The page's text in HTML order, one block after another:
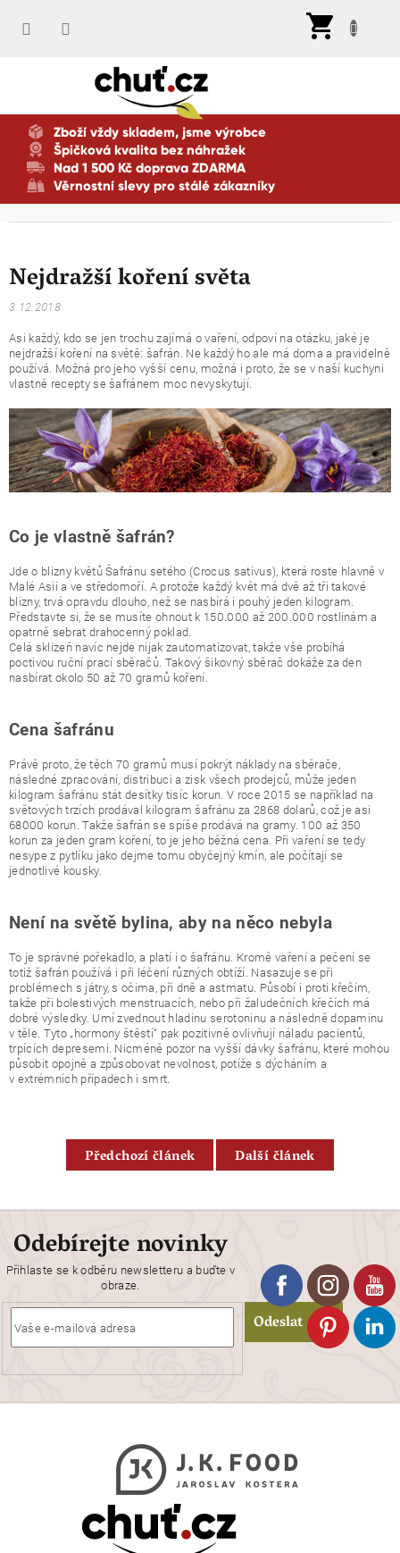
Zboží vždy skladem, jsme výrobce
Špičková kvalita bez náhražek
Nad 1 500 Kč doprava ZDARMA
Věrnostní slevy pro stálé zákazníky
Nejdražší koření světa
3.12.2018
Asi každý, kdo se jen trochu zajímá o vaření, odpoví na otázku, jaké je
nejdražší koření na světě: šafrán. Ne každý ho ale má doma a pravidelně
používá. Možná pro jeho vyšší cenu, možná i proto, že se v naší kuchyni
vlastně recepty se šafránem moc nevyskytují.
Co je vlastně šafrán?
Jde o blizny květů Šafránu setého (Crocus sativus), která roste hlavně v
Malé Asii a ve středomoří. A protože každý květ má dvě až tři takové
blizny, trvá opravdu dlouho, než se nasbírá i pouhý jeden kilogram.
Představte si, že se musíte ohnout k 150.000 až 200.000 rostlinám a
opatrně sebrat drahocenný poklad.
Celá sklizeň navíc nejde nijak zautomatizovat, takže vše probíhá
poctivou ruční prací sběračů. Takový šikovný sběrač dokáže za den
nasbírat okolo 50 až 70 gramů koření.
Cena šafránu
Právě proto, že těch 70 gramů musí pokrýt náklady na sběrače,
následné zpracování, distribuci a zisk všech prodejců, může jeden
kilogram šafránu stát desítky tisíc korun. V roce 2015 se například na
světových trzích prodával kilogram šafránu za 2868 dolarů, což je asi
68000 korun. Takže šafrán se spíše prodává na gramy. 100 až 350
korun za jeden gram koření, to je jeho běžná cena. Při vaření se tedy
nesype z pytlíku jako dejme tomu obyčejný kmín, ale počítají se
jednotlivé kousky.
Není na světě bylina, aby na něco nebyla
To je správné pořekadlo, a platí i o šafránu. Kromě vaření a pečení se
totiž šafrán používá i při léčení různých obtíží. Nasazuje se při
problémech s játry, s očima, při dně a astmatu. Působí i proti křečím,
takže při bolestivých menstruacích, nebo při žaludečních křečích má
dobré výsledky. Umí zvednout hladinu serotoninu a následně dopaminu
v těle. Tyto „hormony štěstí“ pak pozitivně ovlivňují náladu pacientů,
trpících depresemi. Nicméně pozor na vyšší dávky šafránu, které mohou
působit opojně a způsobovat nevolnost, potíže s dýcháním a
v extrémních případech i smrt.
Předchozí článek Další článek
Odebírejte novinky
Přihlaste se k odběru newsletteru a buďte v
obraze.
Odeslat